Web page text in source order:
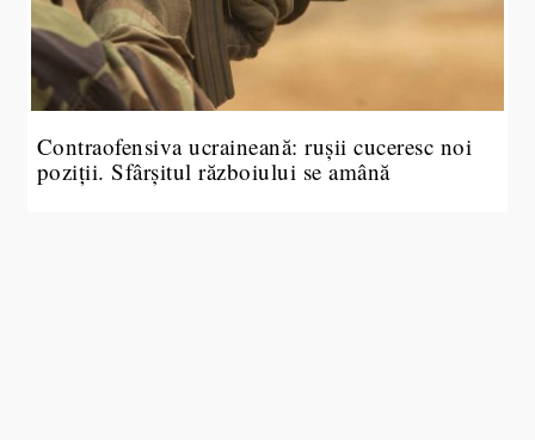
Contraofensiva ucraineană: rușii cuceresc noi
poziții. Sfârșitul războiului se amână